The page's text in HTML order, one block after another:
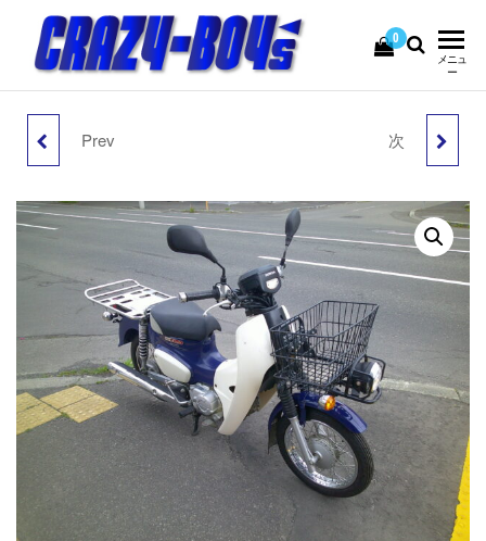
ン
CRAZY-
BOY's
USEDBIKE&PARTS
0
メニュ
ー
HONDA スーパーカブ
ワンオーナー
Prev
DAMPER
次